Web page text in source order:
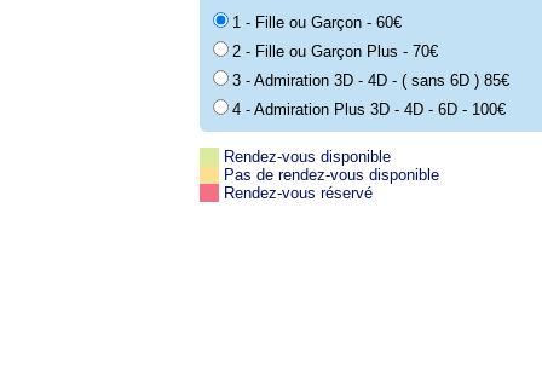
1 - Fille ou Garçon - 60€
2 - Fille ou Garçon Plus - 70€
3 - Admiration 3D - 4D - ( sans 6D ) 85€
4 - Admiration Plus 3D - 4D - 6D - 100€
Rendez-vous disponible
Pas de rendez-vous disponible
Rendez-vous réservé